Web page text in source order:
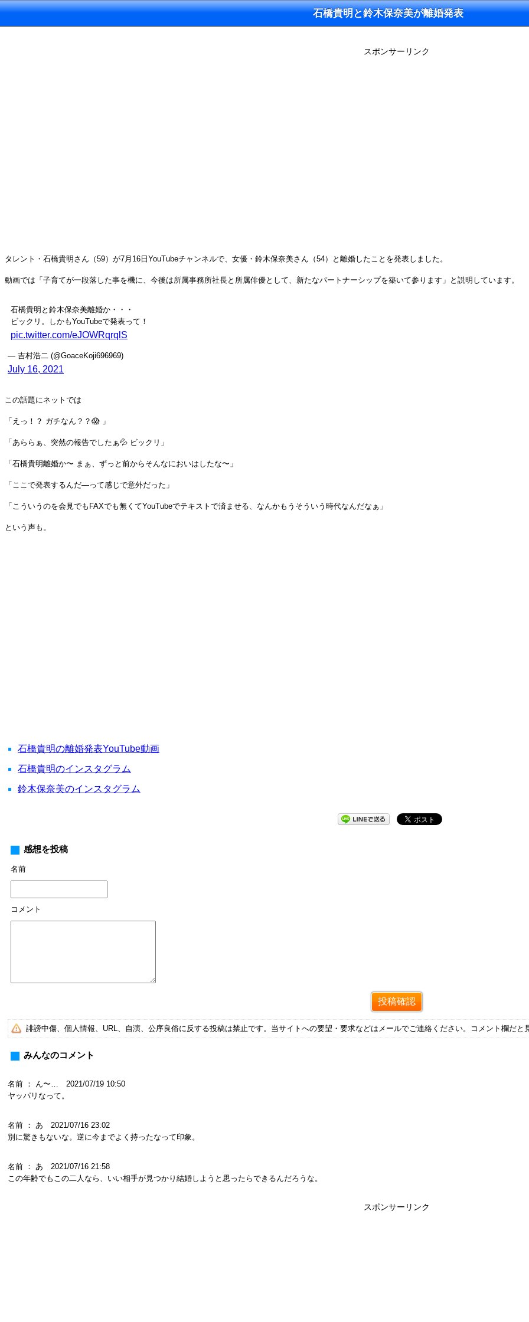
石橋貴明と鈴木保奈美が離婚発表
スポンサーリンク
タレント・石橋貴明さん（59）が7月16日YouTubeチャンネルで、女優・鈴木保奈美さん（54）と離婚したことを発表しました。
動画では「子育てが一段落した事を機に、今後は所属事務所社長と所属俳優として、新たなパートナーシップを築いて参ります」と説明しています。
石橋貴明と鈴木保奈美離婚か・・・
ビックリ。しかもYouTubeで発表って！
pic.twitter.com/eJOWRqrqlS
— 吉村浩二 (@GoaceKoji696969)
July 16, 2021
この話題にネットでは
「えっ！？ ガチなん？？😱 」
「あららぁ、突然の報告でしたぁ💦 ビックリ」
「石橋貴明離婚か〜 まぁ、ずっと前からそんなにおいはしたな〜」
「ここで発表するんだ―って感じで意外だった」
「こういうのを会見でもFAXでも無くてYouTubeでテキストで済ませる、なんかもうそういう時代なんだなぁ」
という声も。
石橋貴明の離婚発表YouTube動画
石橋貴明のインスタグラム
鈴木保奈美のインスタグラム
感想を投稿
名前
コメント
誹謗中傷、個人情報、URL、自演、公序良俗に反する投稿は禁止です。当サイトへの要望・要求などはメールでご連絡ください。コメント欄だと
みんなのコメント
名前 ： ん〜… 2021/07/19 10:50
ヤッパリなって。
名前 ： あ 2021/07/16 23:02
別に驚きもないな。逆に今までよく持ったなって印象。
名前 ： あ 2021/07/16 21:58
この年齢でもこの二人なら、いい相手が見つかり結婚しようと思ったらできるんだろうな。
スポンサーリンク